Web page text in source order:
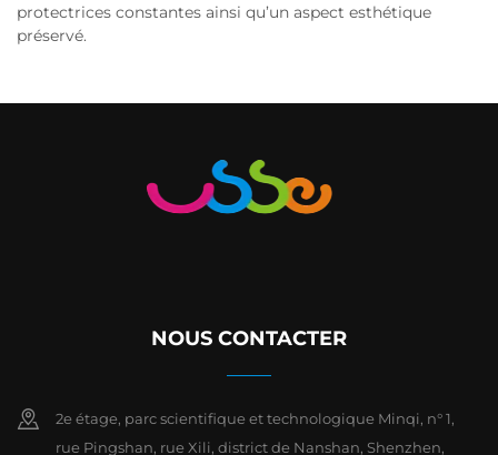
protectrices constantes ainsi qu’un aspect esthétique
préservé.
NOUS CONTACTER
2e étage, parc scientifique et technologique Minqi, n° 1,
rue Pingshan, rue Xili, district de Nanshan, Shenzhen,